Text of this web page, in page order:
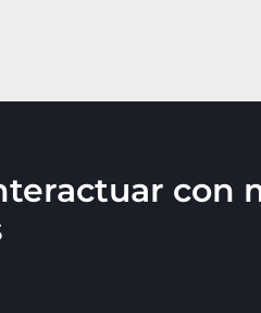
con